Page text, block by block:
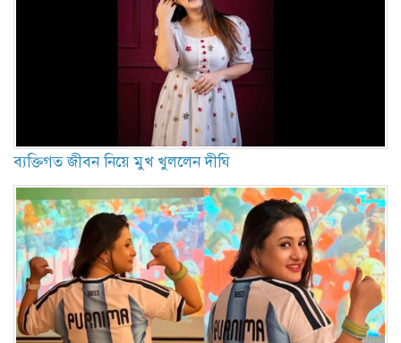
ব্যক্তিগত জীবন নিয়ে মুখ খুললেন দীঘি